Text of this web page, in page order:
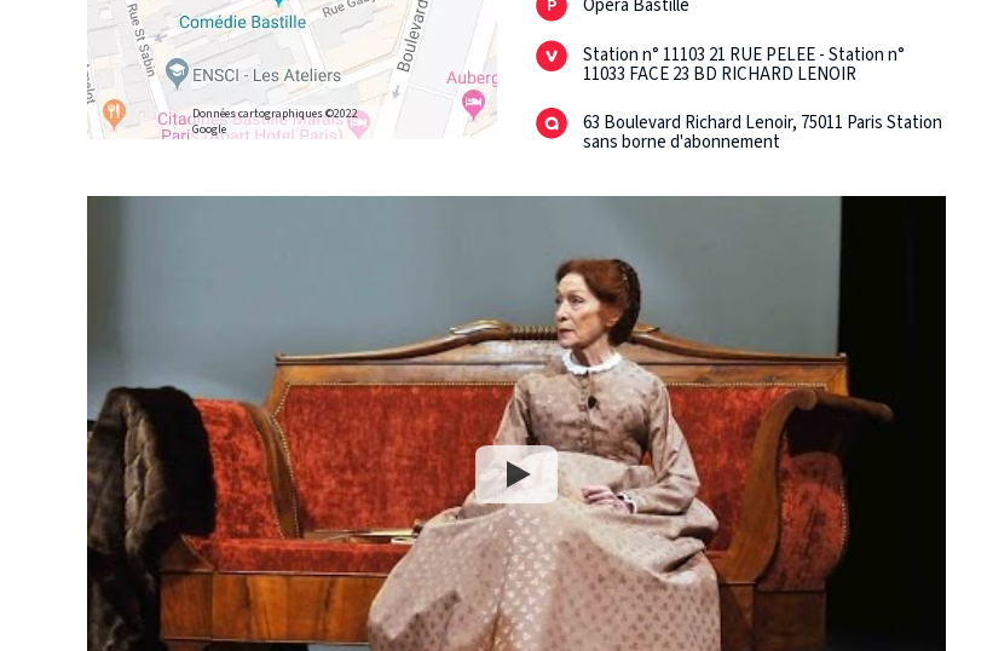
Données cartographiques ©2022
Google
Opéra Bastille
Station n° 11103 21 RUE PELEE - Station n°
11033 FACE 23 BD RICHARD LENOIR
63 Boulevard Richard Lenoir, 75011 Paris Station
sans borne d'abonnement